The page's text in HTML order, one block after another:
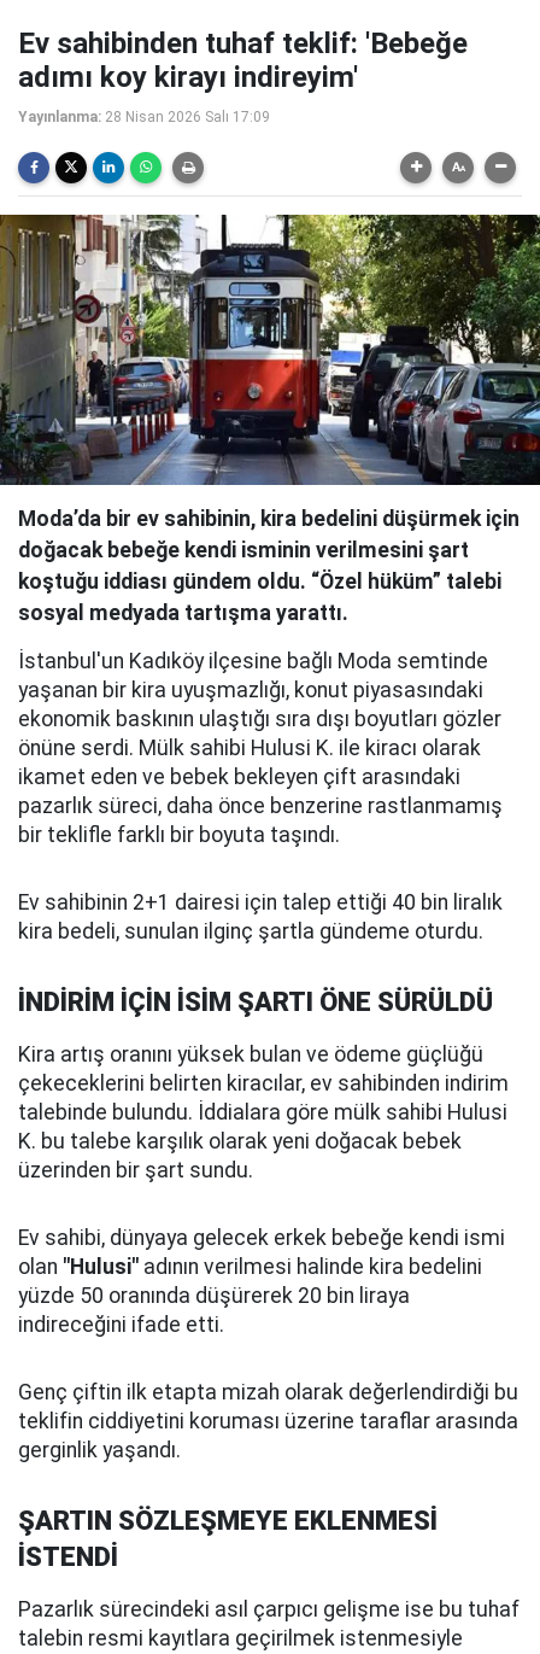
Ev sahibinden tuhaf teklif: 'Bebeğe
adımı koy kirayı indireyim'
Yayınlanma: 28 Nisan 2026 Salı 17:09
Moda’da bir ev sahibinin, kira bedelini düşürmek için
doğacak bebeğe kendi isminin verilmesini şart
koştuğu iddiası gündem oldu. “Özel hüküm” talebi
sosyal medyada tartışma yarattı.
İstanbul'un Kadıköy ilçesine bağlı Moda semtinde
yaşanan bir kira uyuşmazlığı, konut piyasasındaki
ekonomik baskının ulaştığı sıra dışı boyutları gözler
önüne serdi. Mülk sahibi Hulusi K. ile kiracı olarak
ikamet eden ve bebek bekleyen çift arasındaki
pazarlık süreci, daha önce benzerine rastlanmamış
bir teklifle farklı bir boyuta taşındı.
Ev sahibinin 2+1 dairesi için talep ettiği 40 bin liralık
kira bedeli, sunulan ilginç şartla gündeme oturdu.
İNDİRİM İÇİN İSİM ŞARTI ÖNE SÜRÜLDÜ
Kira artış oranını yüksek bulan ve ödeme güçlüğü
çekeceklerini belirten kiracılar, ev sahibinden indirim
talebinde bulundu. İddialara göre mülk sahibi Hulusi
K. bu talebe karşılık olarak yeni doğacak bebek
üzerinden bir şart sundu.
Ev sahibi, dünyaya gelecek erkek bebeğe kendi ismi
olan "Hulusi" adının verilmesi halinde kira bedelini
yüzde 50 oranında düşürerek 20 bin liraya
indireceğini ifade etti.
Genç çiftin ilk etapta mizah olarak değerlendirdiği bu
teklifin ciddiyetini koruması üzerine taraflar arasında
gerginlik yaşandı.
ŞARTIN SÖZLEŞMEYE EKLENMESİ
İSTENDİ
Pazarlık sürecindeki asıl çarpıcı gelişme ise bu tuhaf
talebin resmi kayıtlara geçirilmek istenmesiyle